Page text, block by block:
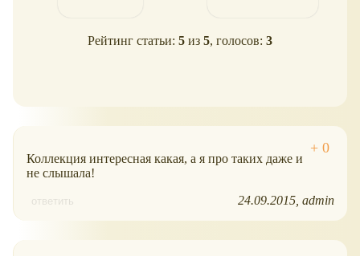
Рейтинг статьи: 5 из 5, голосов: 3
Коллекция интересная какая, а я про таких даже и
не слышала!
ответить 24.09.2015 admin